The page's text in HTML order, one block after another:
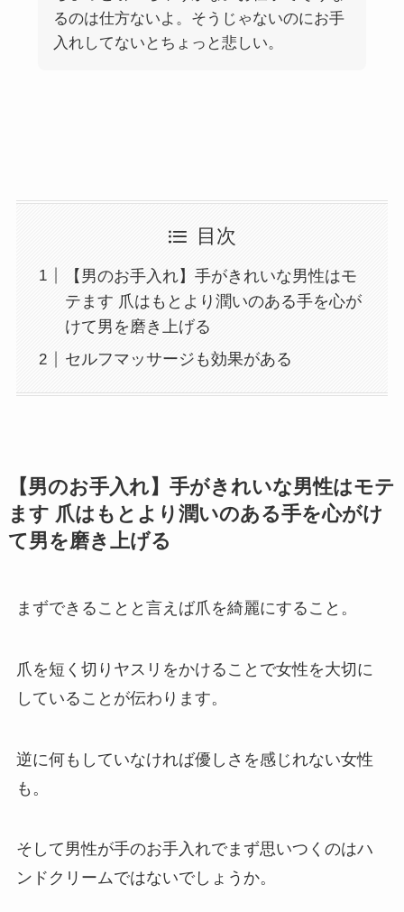
るのは仕方ないよ。そうじゃないのにお手
入れしてないとちょっと悲しい。
目次
【男のお手入れ】手がきれいな男性はモ
テます 爪はもとより潤いのある手を心が
けて男を磨き上げる
セルフマッサージも効果がある
【男のお手入れ】手がきれいな男性はモテ
ます 爪はもとより潤いのある手を心がけ
て男を磨き上げる
まずできることと言えば爪を綺麗にすること。
爪を短く切りヤスリをかけることで女性を大切に
していることが伝わります。
逆に何もしていなければ優しさを感じれない女性
も。
そして男性が手のお手入れでまず思いつくのはハ
ンドクリームではないでしょうか。